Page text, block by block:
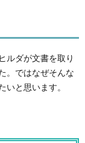
ルダが文書を取り
。ではなぜそんな
いと思います。